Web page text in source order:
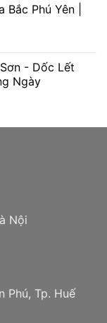
Phú Yên |
- Dốc Lết
Ngày
Nội
Phú, Tp. Huế